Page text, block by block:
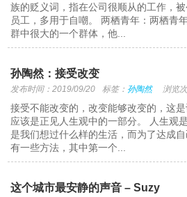
族的贬义词，指在公司很顺从的工作，
员工，多用于自嘲。 两栖青年：两栖青
群中很大的一个群体，他...
孙陶然：接受改变
发布时间：2019/09/20 标签： 孙陶然 浏览
接受不能改变的，改变能够改变的，这
应该是正见人生观中的一部分。 人生观
是我们想过什么样的生活，而为了达成
有一些方法，其中第一个...
这个城市最安静的声音 – Suzy